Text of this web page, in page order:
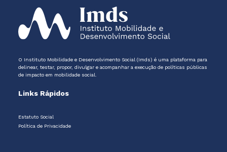
O Instituto Mobilidade e Desenvolvimento Social (Imds) é uma plataforma para
delinear, testar, propor, divulgar e acompanhar a execução de políticas públicas
de impacto em mobilidade social.
Links Rápidos
Estatuto Social
Política de Privacidade